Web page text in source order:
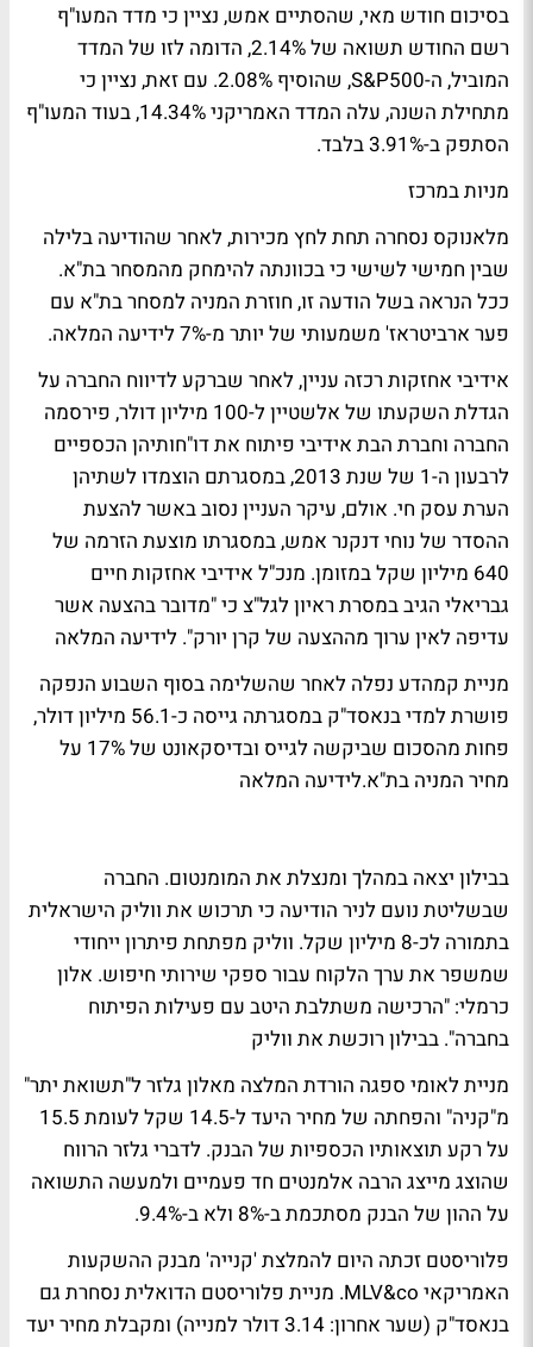
בסיכום חודש מאי, שהסתיים אמש, נציין כי מדד המעו"ף
רשם החודש תשואה של 2.14%, הדומה לזו של המדד
המוביל, ה-S&P500, שהוסיף 2.08%. עם זאת, נציין כי
מתחילת השנה, עלה המדד האמריקני 14.34%, בעוד המעו"ף
הסתפק ב-3.91% בלבד.
מניות במרכז
מלאנוקס נסחרה תחת לחץ מכירות, לאחר שהודיעה בלילה
שבין חמישי לשישי כי בכוונתה להימחק מהמסחר בת"א.
ככל הנראה בשל הודעה זו, חוזרת המניה למסחר בת"א עם
פער ארביטראז' משמעותי של יותר מ-7%
לידיעה המלאה.
אידיבי אחזקות רכזה עניין, לאחר שברקע לדיווח החברה על
הגדלת השקעתו של אלשטיין ל-100 מיליון דולר, פירסמה
החברה וחברת הבת אידיבי פיתוח את דו"חותיהן הכספיים
לרבעון ה-1 של שנת 2013, במסגרתם הוצמדו לשתיהן
הערת עסק חי. אולם, עיקר העניין נסוב באשר להצעת
ההסדר של נוחי דנקנר אמש, במסגרתו מוצעת הזרמה של
640 מיליון שקל במזומן. מנכ"ל אידיבי אחזקות חיים
גבריאלי הגיב במסרת ראיון לגל"צ כי "מדובר בהצעה אשר
עדיפה לאין ערוך מההצעה של קרן יורק". לידיעה המלאה
מניית קמהדע נפלה לאחר שהשלימה בסוף השבוע הנפקה
פושרת למדי בנאסד"ק במסגרתה גייסה כ-56.1 מיליון דולר,
פחות מהסכום שביקשה לגייס ובדיסקאונט של 17% על
מחיר המניה בת"א.לידיעה המלאה
בבילון יצאה במהלך ומנצלת את המומנטום. החברה
שבשליטת נועם לניר הודיעה כי תרכוש את ווליק הישראלית
בתמורה לכ-8 מיליון שקל. ווליק מפתחת פיתרון ייחודי
שמשפר את ערך הלקוח עבור ספקי שירותי חיפוש. אלון
כרמלי: "הרכישה משתלבת היטב עם פעילות הפיתוח
בחברה". בבילון רוכשת את ווליק
מניית לאומי ספגה הורדת המלצה מאלון גלזר ל"תשואת יתר"
מ"קניה" והפחתה של מחיר היעד ל-14.5 שקל לעומת 15.5
על רקע תוצאותיו הכספיות של הבנק. לדברי גלזר הרווח
שהוצג מייצג הרבה אלמנטים חד פעמיים ולמעשה התשואה
על ההון של הבנק מסתכמת ב-8% ולא ב-9.4%.
פלוריסטם זכתה היום להמלצת 'קנייה' מבנק ההשקעות
האמריקאי MLV&co. מניית פלוריסטם הדואלית נסחרת גם
בנאסד"ק (שער אחרון: 3.14 דולר למנייה) ומקבלת מחיר יעד